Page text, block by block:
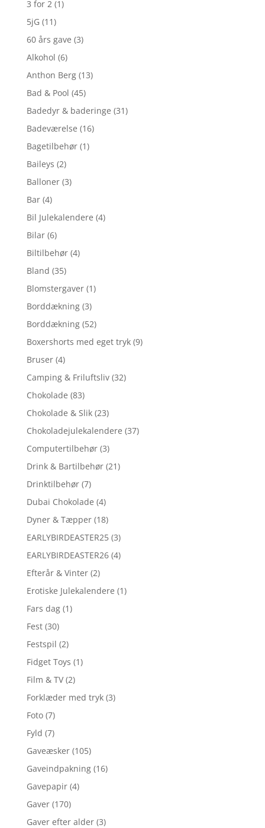
3 for 2 (1)
5jG (11)
60 års gave (3)
Alkohol (6)
Anthon Berg (13)
Bad & Pool (45)
Badedyr & baderinge (31)
Badeværelse (16)
Bagetilbehør (1)
Baileys (2)
Balloner (3)
Bar (4)
Bil Julekalendere (4)
Bilar (6)
Biltilbehør (4)
Bland (35)
Blomstergaver (1)
Borddækning (3)
Borddækning (52)
Boxershorts med eget tryk (9)
Bruser (4)
Camping & Friluftsliv (32)
Chokolade (83)
Chokolade & Slik (23)
Chokoladejulekalendere (37)
Computertilbehør (3)
Drink & Bartilbehør (21)
Drinktilbehør (7)
Dubai Chokolade (4)
Dyner & Tæpper (18)
EARLYBIRDEASTER25 (3)
EARLYBIRDEASTER26 (4)
Efterår & Vinter (2)
Erotiske Julekalendere (1)
Fars dag (1)
Fest (30)
Festspil (2)
Fidget Toys (1)
Film & TV (2)
Forklæder med tryk (3)
Foto (7)
Fyld (7)
Gaveæsker (105)
Gaveindpakning (16)
Gavepapir (4)
Gaver (170)
Gaver efter alder (3)